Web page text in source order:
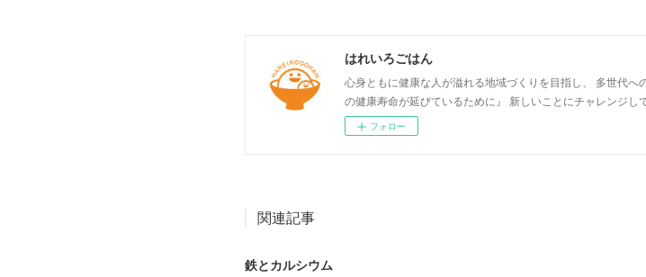
はれいろごはん
心身ともに健康な人が溢れる地域づくりを目指し、 多世代
の健康寿命が延びているために』 新しいことにチャレンジし
フォロー
関連記事
鉄とカルシウム